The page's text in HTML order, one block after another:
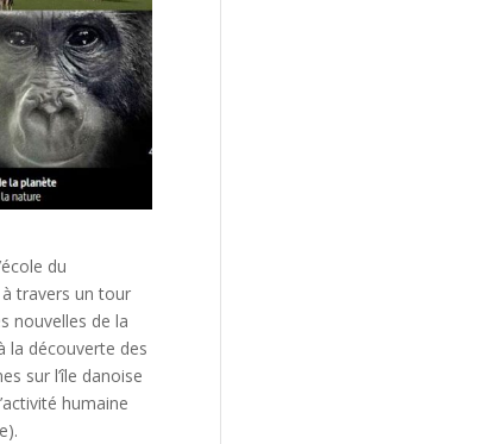
du
travers un tour
nouvelles de la
la découverte des
sur l’île danoise
humaine